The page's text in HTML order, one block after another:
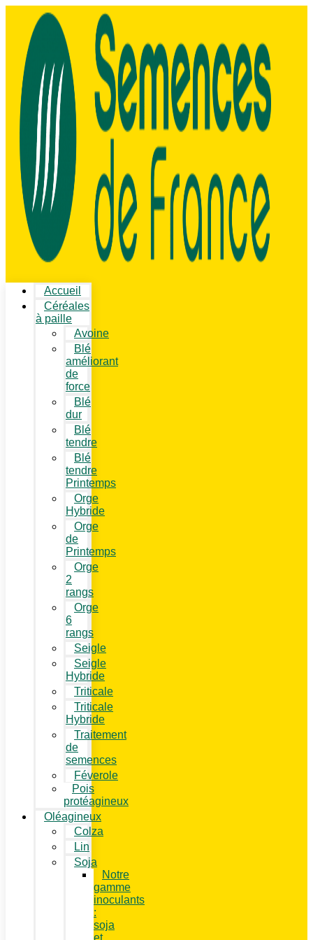
Accueil
Céréales
à paille
Avoine
Blé
améliorant
de
force
Blé
dur
Blé
tendre
Blé
tendre
Printemps
Orge
Hybride
Orge
de
Printemps
Orge
2
rangs
Orge
6
rangs
Seigle
Seigle
Hybride
Triticale
Triticale
Hybride
Traitement
de
semences
Féverole
Pois
protéagineux
Oléagineux
Colza
Lin
Soja
Notre
gamme
inoculants
:
soja
et